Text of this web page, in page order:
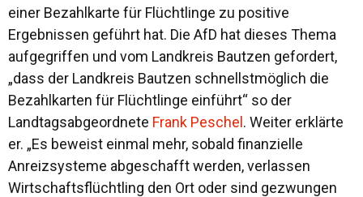
einer Bezahlkarte für Flüchtlinge zu positive
Ergebnissen geführt hat. Die AfD hat dieses Thema
aufgegriffen und vom Landkreis Bautzen gefordert,
„dass der Landkreis Bautzen schnellstmöglich die
Bezahlkarten für Flüchtlinge einführt“ so der
Landtagsabgeordnete Frank Peschel. Weiter erklärte
er. „Es beweist einmal mehr, sobald finanzielle
Anreizsysteme abgeschafft werden, verlassen
Wirtschaftsflüchtling den Ort oder sind gezwungen